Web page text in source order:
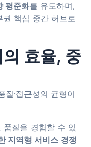
평준화를 유도하며,
권 핵심 중간 허브로
효율, 중
질·접근성의 균형이
질을 경험할 수 있
지역형 서비스 경쟁